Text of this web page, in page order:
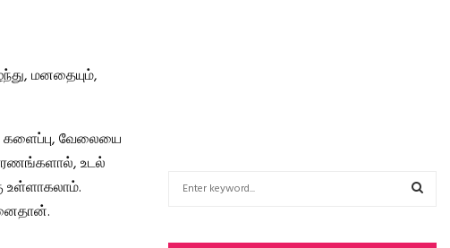
மனதையும்,
வேலையை
உடல்
உள்ளாகலாம்.